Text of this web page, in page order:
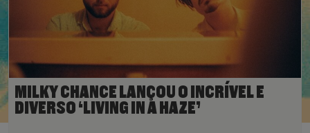
MILKY CHANCE LANÇOU O INCRÍVEL E
DIVERSO ‘LIVING IN A HAZE’